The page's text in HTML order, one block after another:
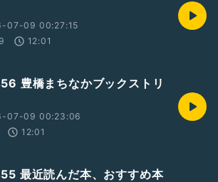
07-09 00:27:15
12:01
豊橋まちなかブックストリ
07-09 00:23:06
12:01
最近読んだ本、おすすめ本